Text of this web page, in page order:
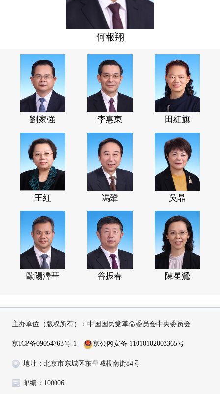
何報翔
劉家強 李惠東 田紅旗
王紅 馮鞏 吳晶
歐陽澤華 谷振春 陳星鶯
主办单位（版权所有）：中国国民党革命委员会中央委员会
京ICP备09054763号-1 京公网安备 11010102003365号
地址：北京市东城区东皇城根南街84号
邮编：100006